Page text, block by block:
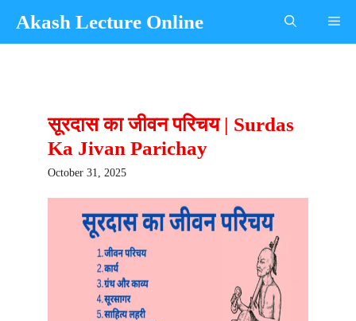
Akash Lecture Online
सूरदास का जीवन परिचय | Surdas
Ka Jivan Parichay
October 31, 2025